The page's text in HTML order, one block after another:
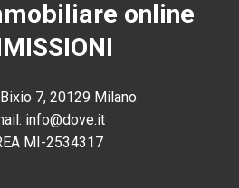
online
7, 20129 Milano
info@dove.it
MI-2534317